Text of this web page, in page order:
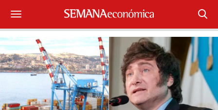
Suscríbase
Iniciar sesión
Portada
¿Qué está pasando?